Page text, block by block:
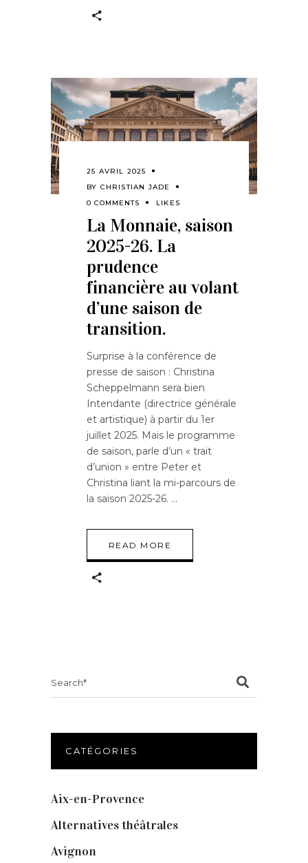
25 AVRIL 2025
BY CHRISTIAN JADE
0 COMMENTS
LIKES
La Monnaie, saison
2025-26. La
prudence
financière au volant
d’une saison de
transition.
Surprise à la conférence de
presse de saison : Christina
Scheppelmann sera bien
Intendante (directrice générale
et artistique) à partir du 1er
juillet 2025. Mais le programme
de saison, parle d’un « trait
d’union » entre Peter et
Christina liant la mi-parcours de
la saison 2025-26.
READ MORE
CATÉGORIES
Aix-en-Provence
Alternatives théâtrales
Avignon